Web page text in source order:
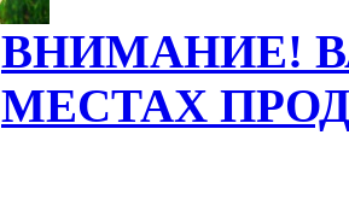
ВНИМАНИЕ!
МЕСТАХ